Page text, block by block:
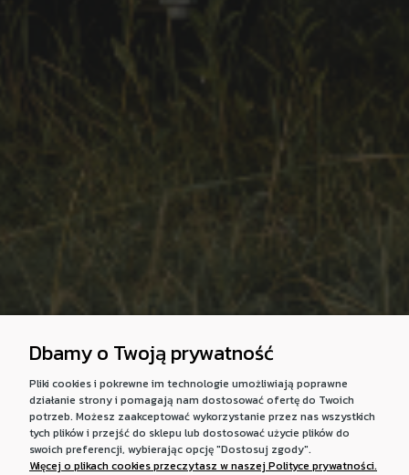
Dbamy o Twoją prywatność
Pliki cookies i pokrewne im technologie umożliwiają poprawne
działanie strony i pomagają nam dostosować ofertę do Twoich
potrzeb. Możesz zaakceptować wykorzystanie przez nas wszystkich
tych plików i przejść do sklepu lub dostosować użycie plików do
swoich preferencji, wybierając opcję "Dostosuj zgody".
Więcej o plikach cookies przeczytasz w naszej Polityce prywatności.